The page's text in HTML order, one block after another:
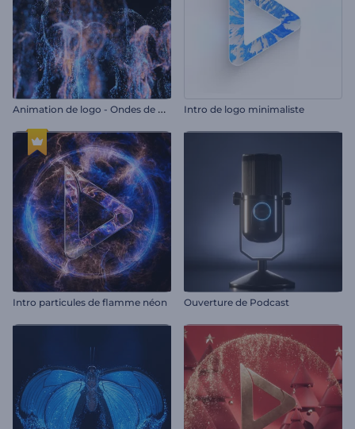
A
nimation de logo - Ondes de particules ascendantes Intro de logo minimaliste
Intro particules de flamme néon Ouverture de Podcast